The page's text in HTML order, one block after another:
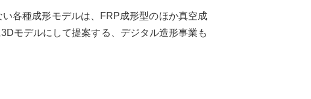
各種成形モデルは、FRP成形型のほか真空成
モデルにして提案する、デジタル造形事業も